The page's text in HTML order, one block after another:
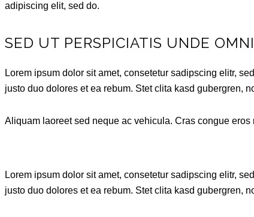
adipiscing elit, sed do.
SED UT PERSPICIATIS UNDE
Lorem ipsum dolor sit amet, consetetur sadipscing elitr,
justo duo dolores et ea rebum. Stet clita kasd gubergren,
Aliquam laoreet sed neque ac vehicula. Cras congue
Lorem ipsum dolor sit amet, consetetur sadipscing elitr,
justo duo dolores et ea rebum. Stet clita kasd gubergren,